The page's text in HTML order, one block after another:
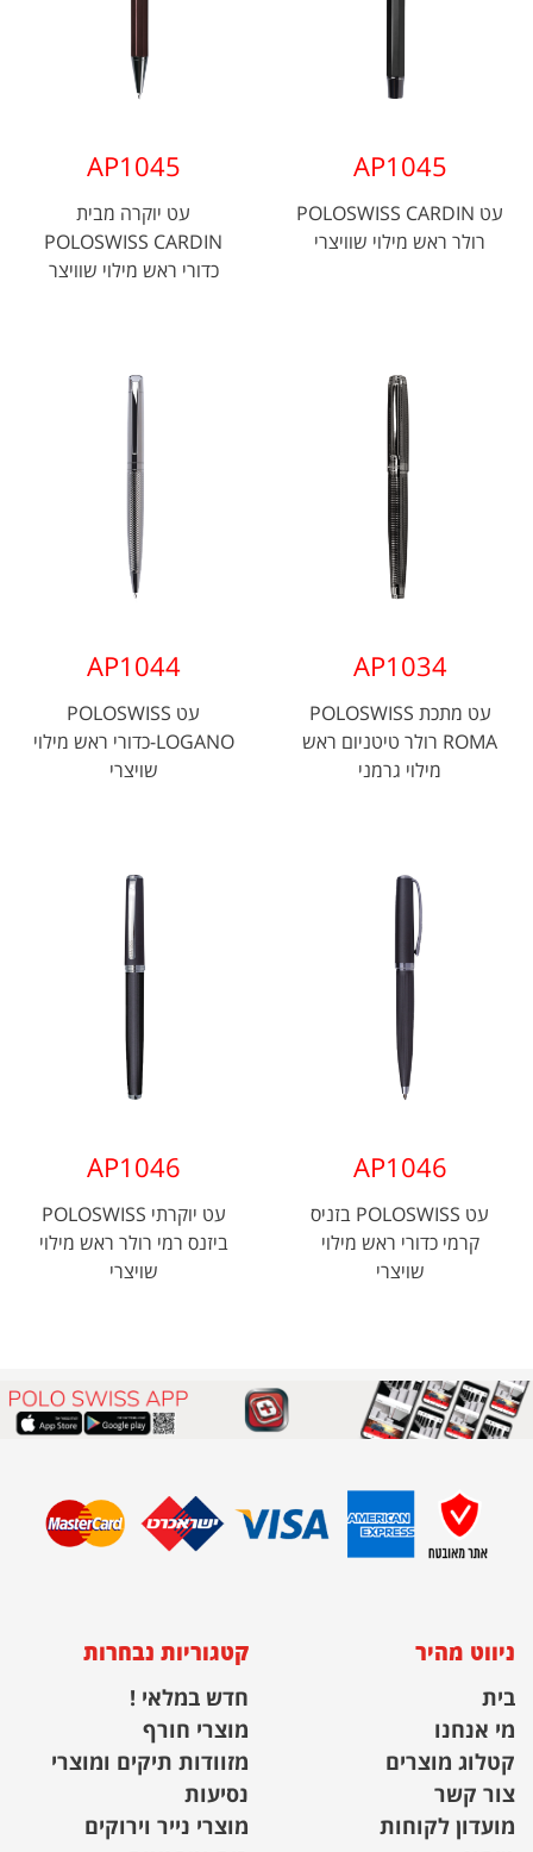
AP1045
עט POLOSWISS CARDIN
רולר ראש מילוי שוויצרי
AP1045
עט יוקרה מבית
POLOSWISS CARDIN
כדורי ראש מילוי שוויצר
AP1034
עט מתכת POLOSWISS
ROMA רולר טיטניום ראש
מילוי גרמני
AP1044
עט POLOSWISS
LOGANO-כדורי ראש מילוי
שויצרי
AP1046
עט POLOSWISS בזניס
קרמי כדורי ראש מילוי
שויצרי
AP1046
עט יוקרתי POLOSWISS
ביזנס רמי רולר ראש מילוי
שויצרי
ניווט מהיר
בית
מי אנחנו
קטלוג מוצרים
צור קשר
מועדון לקוחות
קטגוריות נבחרות
חדש במלאי !
מוצרי חורף
מזוודות תיקים ומוצרי
נסיעות
מוצרי נייר וירוקים